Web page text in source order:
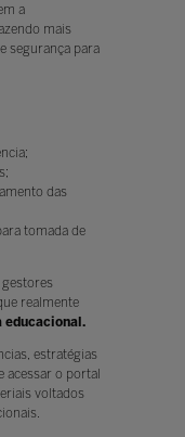
a
mais
segurança para
das
tomada de
realmente
educacional.
estratégias
acessar o portal
voltados